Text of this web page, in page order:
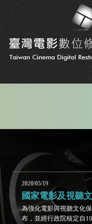
2020/05/19
國家電影及視聽
為強化電影與視聽文化
布，並經行政院核定自